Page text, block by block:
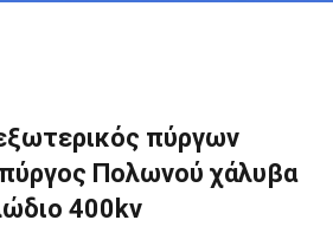
πύργων
Πολωνού χάλυβα
400kv